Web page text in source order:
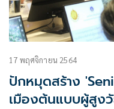
17 พฤศจิกายน 2564
ปักหมุดสร้าง
เมืองต้นแบบผู้สูง